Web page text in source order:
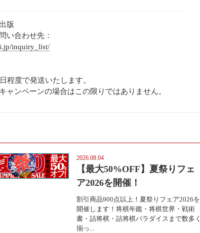
版
い合わせ先：
inquiry_list/
程度で発送いたします。
ャンペーンの場合はこの限りではありません。
2026.08.04
【最大50%OFF】夏祭りフェ
ア2026を開催！
割引商品900点以上！夏祭りフェア2026を
開催します！将棋年鑑・将棋世界・戦術
書・詰将棋・詰将棋パラダイスまで数多く
揃っ...